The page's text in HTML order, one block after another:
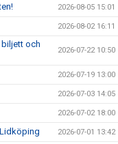
2026-08-05 15:01
2026-08-02 16:11
biljett och
2026-07-22 10:50
2026-07-19 13:00
2026-07-03 14:05
2026-07-02 18:00
2026-07-01 13:42